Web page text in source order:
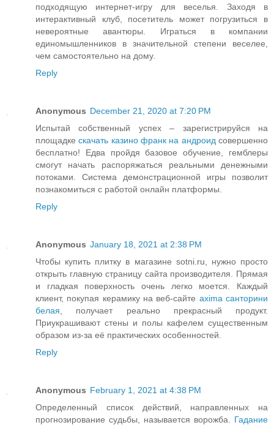
подходящую интернет-игру для веселья. Заходя в
интерактивный клуб, посетитель может погрузиться в
невероятные авантюры. Играться в компании
единомышленников в значительной степени веселее,
чем самостоятельно на дому.
Reply
Anonymous December 21, 2020 at 7:20 PM
Испытай собственный успех – зарегистрируйся на
площадкескачать казино франк на андроид совершенно
бесплатно! Едва пройдя базовое обучение, гемблеры
смогут начать распоряжаться реальными денежными
потоками. Система демонстрационной игры позволит
познакомиться с работой онлайн платформы.
Reply
Anonymous January 18, 2021 at 2:38 PM
Чтобы купить плитку в магазине sotni.ru, нужно просто
открыть главную страницу сайта производителя. Прямая
и гладкая поверхность очень легко моется. Каждый
клиент, покупая керамику на веб-сайте axima санторини
белая , получает реально прекрасный продукт.
Приукрашивают стены и полы кафелем существенным
образом из-за её практических особенностей.
Reply
Anonymous February 1, 2021 at 4:38 PM
Определенный список действий, направленных на
прогнозирование судьбы, называется ворожба. Гадание